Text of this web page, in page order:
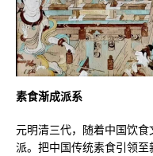
素食渐成派系
元明清三代，随着中国饮
派。把中国传统素食引领